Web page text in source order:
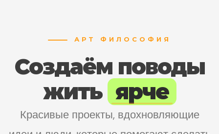
АРТ ФИЛОСОФИЯ
Создаём поводы
жить ярче
Красивые проекты, вдохновляющие